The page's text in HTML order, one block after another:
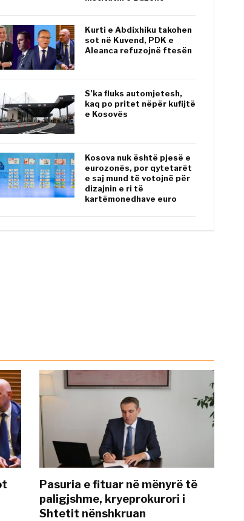
Kurti e Abdixhiku takohen
sot në Kuvend, PDK e
Aleanca refuzojnë ftesën
S’ka fluks automjetesh,
kaq po pritet nëpër kufijtë
e Kosovës
Kosova nuk është pjesë e
eurozonës, por qytetarët
e saj mund të votojnë për
dizajnin e ri të
kartëmonedhave euro
Pasuria e fituar në mënyrë të
paligjshme, kryeprokurori i
Shtetit nënshkruan